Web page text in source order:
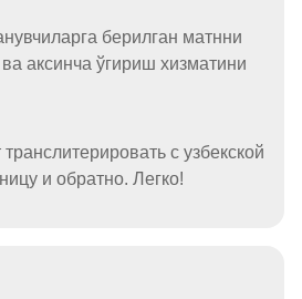
берилган матнни
аксинча ўгириш хизматини
с узбекской
и обратно. Легко!